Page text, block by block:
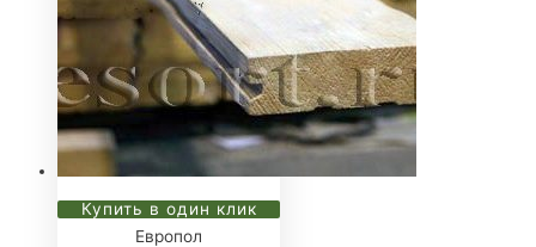
Купить в один клик
Европол